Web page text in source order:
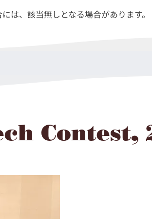
は、該当無しとなる場合があります。​​
Contest,